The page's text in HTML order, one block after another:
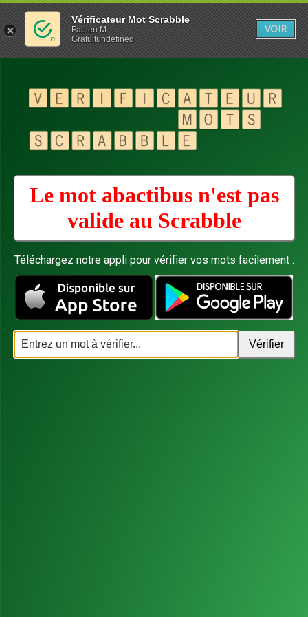
Le mot abactibus n'est pas
valide au Scrabble
Téléchargez notre appli pour vérifier vos mots facilement :
Vérificateur Mot Scrabble
Fabien M
Gratuitundefined
VOIR